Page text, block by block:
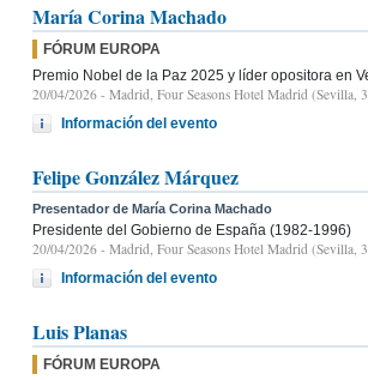
María Corina Machado
FÓRUM EUROPA
Premio Nobel de la Paz 2025 y líder opositora en
20/04/2026 - Madrid, Four Seasons Hotel Madrid (Sevilla,
Información del evento
Felipe González Márquez
Presentador de María Corina Machado
Presidente del Gobierno de España (1982-1996)
20/04/2026 - Madrid, Four Seasons Hotel Madrid (Sevilla,
Información del evento
Luis Planas
FÓRUM EUROPA